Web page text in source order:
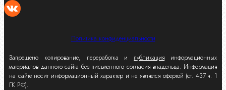
Политика конфиденциальности
Запрещено копирование, переработка и публикация информационных
материалов данного сайта без письменного согласия владельца. Информация
на сайте носит информационный характер и не является офертой (ст. 437 ч. 1
ГК РФ).